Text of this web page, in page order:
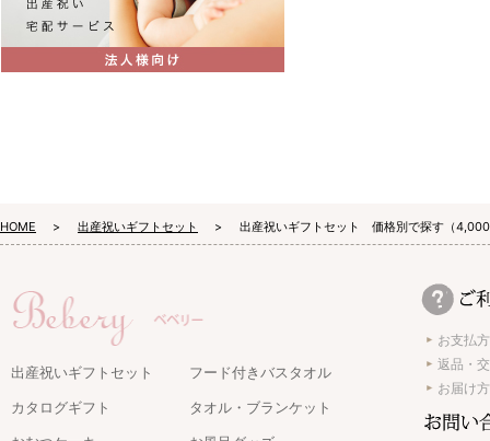
HOME 出産祝いギフトセット 出産祝いギフトセット 価格別で探す（
出産祝いギフトセット
フード付きバスタオル
カタログギフト
タオル・ブランケット
お支払
返品・
お届け